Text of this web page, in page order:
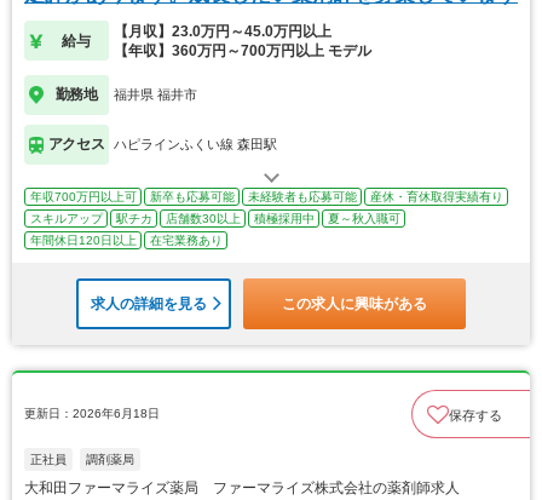
給与
【月収】23.0万円～45.0万円以上
【年収】360万円～700万円以上 モデル
勤務地 福井県 福井市
アクセス ハピラインふくい線 森田駅
年収700万円以上可 新卒も応募可能 未経験者も応募可能
産休・育休取得実績有り
スキルアップ
駅チカ 店舗数30以上 積極採用中
夏～秋入職可
年間休日120日以上
在宅業務あり
求人の詳細を見る この求人に興味がある
更新日：2026年6月18日 保存する
正社員 調剤薬局
大和田ファーマライズ薬局 ファーマライズ株式会社の薬剤師求人